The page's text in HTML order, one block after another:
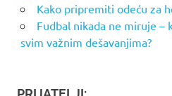
Kako pripremiti odeću za
Fudbal nikada ne miruje –
svim važnim dešavanjima?